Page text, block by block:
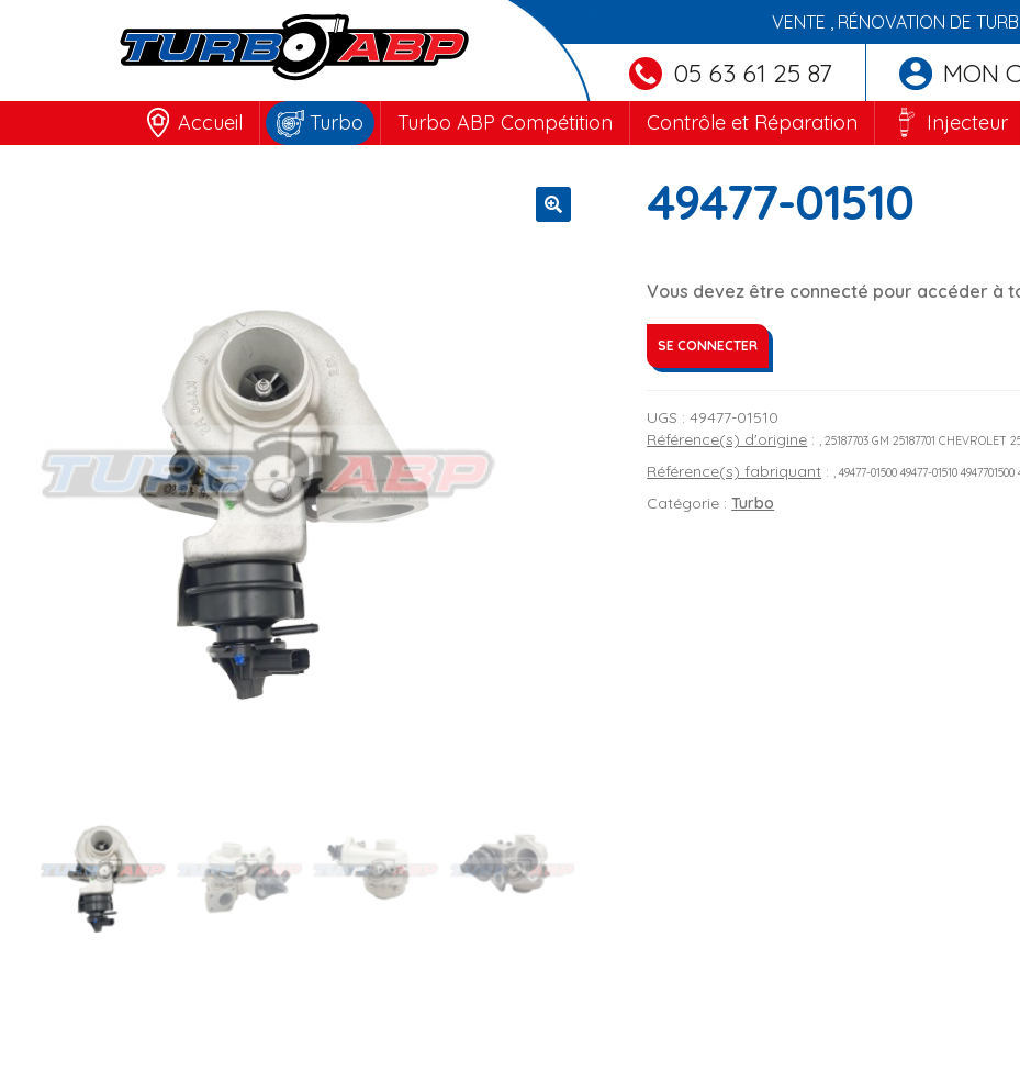
VENTE , RÉNOVATION DE
05 63 61 25 87 MON
Accueil Turbo Turbo ABP Compétition Contrôle et Réparation Injecteur
49477-01510
Vous devez être connecté pour accéder à
SE CONNECTER
UGS :49477-01510
Référence(s) d'origine : , 25187703 GM 25187701 CHEVROLET
Référence(s) fabriquant : , 49477-01500 49477-01510 4947701500
Catégorie :Turbo